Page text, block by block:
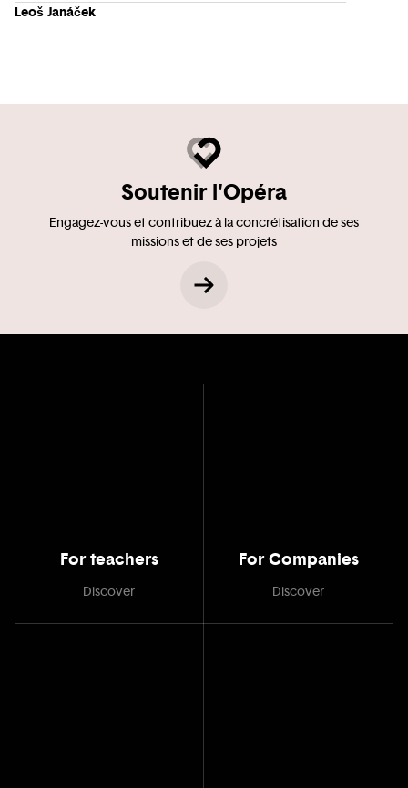
Leoš Janáček
Soutenir l'Opéra
Engagez-vous et contribuez à la concrétisation de ses
missions et de ses projets
For teachers
Discover
For Companies
Discover